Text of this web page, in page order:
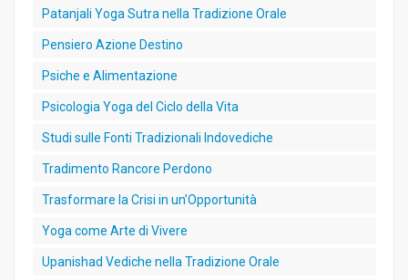
Patanjali Yoga Sutra nella Tradizione Orale
Pensiero Azione Destino
Psiche e Alimentazione
Psicologia Yoga del Ciclo della Vita
Studi sulle Fonti Tradizionali Indovediche
Tradimento Rancore Perdono
Trasformare la Crisi in un’Opportunità
Yoga come Arte di Vivere
Upanishad Vediche nella Tradizione Orale